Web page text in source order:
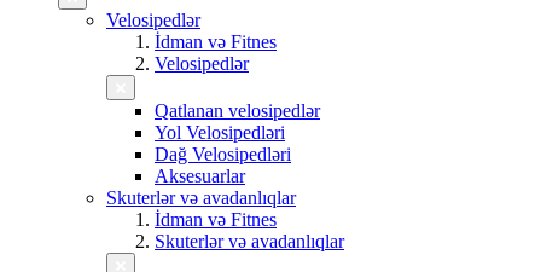
Velosipedlər
İdman və Fitnes
Velosipedlər
Qatlanan velosipedlər
Yol Velosipedləri
Dağ Velosipedləri
Aksesuarlar
Skuterlər və avadanlıqlar
İdman və Fitnes
Skuterlər və avadanlıqlar